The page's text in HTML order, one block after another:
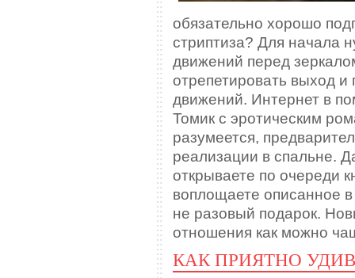
обязательно хорошо
стриптиза? Для начала
движений перед
отрепетировать выход и
движений. Интернет в
Томик с эротическим
разумеется,
реализации в спальне.
открываете по очереди
воплощаете описанное
не разовый подарок.
отношения как можно
КАК ПРИЯТНО